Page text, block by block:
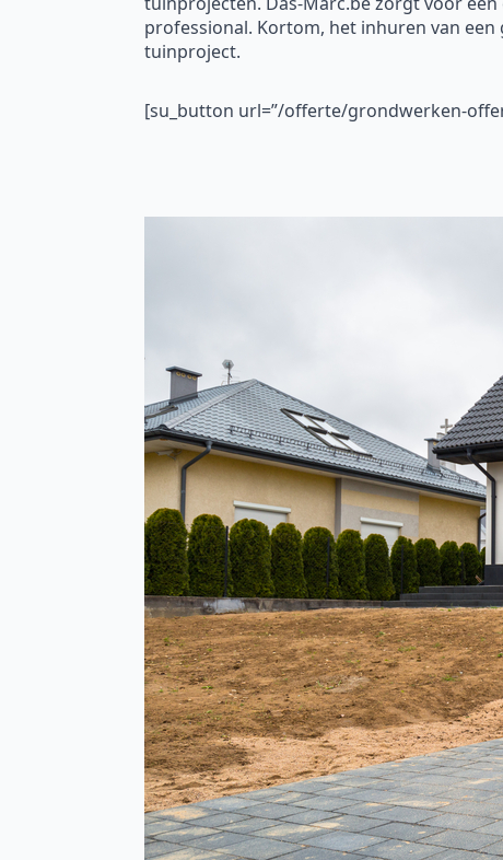
professional. Kortom, het inhuren van
tuinproject.
[su_button url=”/offerte/grondwerken-